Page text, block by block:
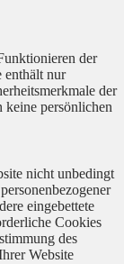
der
enthält nur
der
keine persönlichen
nicht unbedingt
eingebettete
Cookies
des
Website